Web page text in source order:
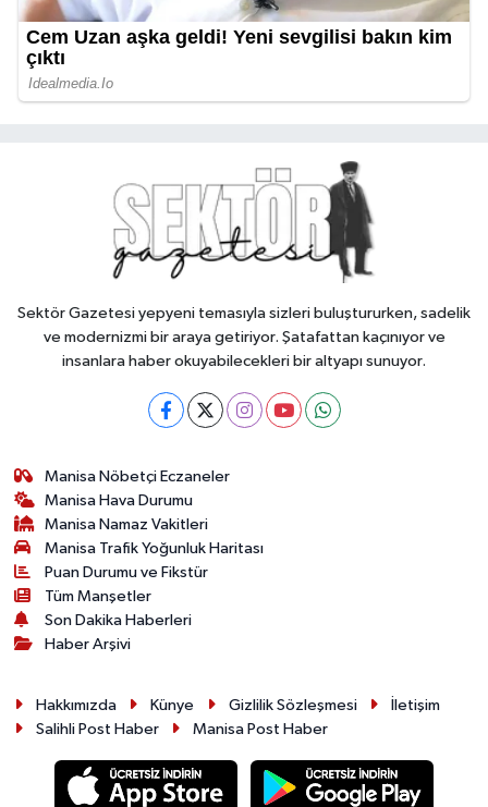
Sektör Gazetesi yepyeni temasıyla sizleri buluştururken, sadelik
ve modernizmi bir araya getiriyor. Şatafattan kaçınıyor ve
insanlara haber okuyabilecekleri bir altyapı sunuyor.
Manisa Nöbetçi Eczaneler
Manisa Hava Durumu
Manisa Namaz Vakitleri
Manisa Trafik Yoğunluk Haritası
Puan Durumu ve Fikstür
Tüm Manşetler
Son Dakika Haberleri
Haber Arşivi
Hakkımızda Künye Gizlilik Sözleşmesi
İletişim
Salihli Post Haber
Manisa Post Haber